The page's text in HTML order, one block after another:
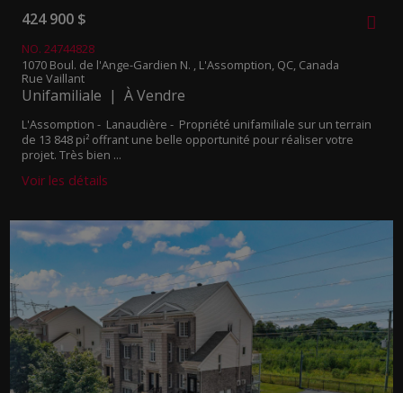
424 900 $
NO. 24744828
1070 Boul. de l'Ange-Gardien N. , L'Assomption, QC, Canada
Rue Vaillant
Unifamiliale | À Vendre
L'Assomption - Lanaudière - Propriété unifamiliale sur un terrain
de 13 848 pi² offrant une belle opportunité pour réaliser votre
projet. Très bien ...
Voir les détails